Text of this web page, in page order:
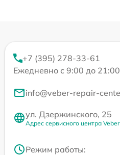
+7 (395) 278-33-61
Ежедневно с 9:00 до 21:00
info@veber-repair-
ул. Дзержинского, 25
Адрес сервисного центра Veber
Режим работы: